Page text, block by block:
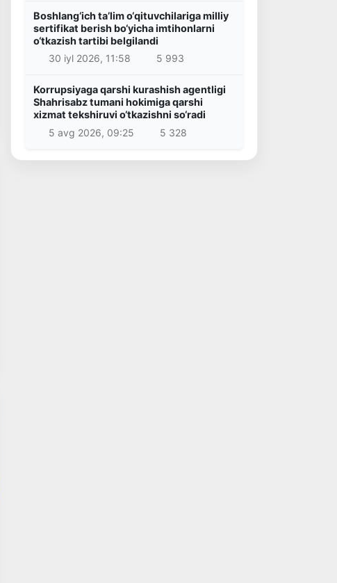
Boshlang‘ich ta’lim o‘qituvchilariga milliy
sertifikat berish bo‘yicha imtihonlarni
o‘tkazish tartibi belgilandi
30 iyl 2026, 11:58
5 993
Korrupsiyaga qarshi kurashish agentligi
Shahrisabz tumani hokimiga qarshi
xizmat tekshiruvi o‘tkazishni so‘radi
5 avg 2026, 09:25
5 328